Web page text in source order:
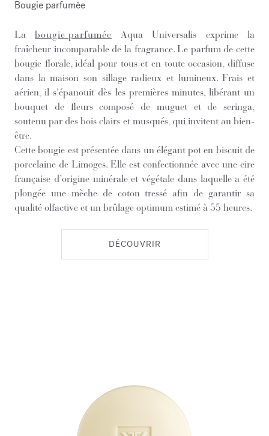
Bougie parfumée
Labougie parfumée Aqua Universalis exprime la
fraîcheur incomparable de la fragrance. Le parfum de cette
bougie florale, idéal pour tous et en toute occasion, diffuse
dans la maison son sillage radieux et lumineux. Frais et
aérien, il s'épanouit dès les premières minutes, libérant un
bouquet de fleurs composé de muguet et de seringa,
soutenu par des bois clairs et musqués, qui invitent au bien-
être.
Cette bougie est présentée dans un élégant pot en biscuit de
porcelaine de Limoges. Elle est confectionnée avec une cire
française d’origine minérale et végétale dans laquelle a été
plongée une mèche de coton tressé afin de garantir sa
qualité olfactive et un brûlage optimum estimé à 55 heures.
DÉCOUVRIR